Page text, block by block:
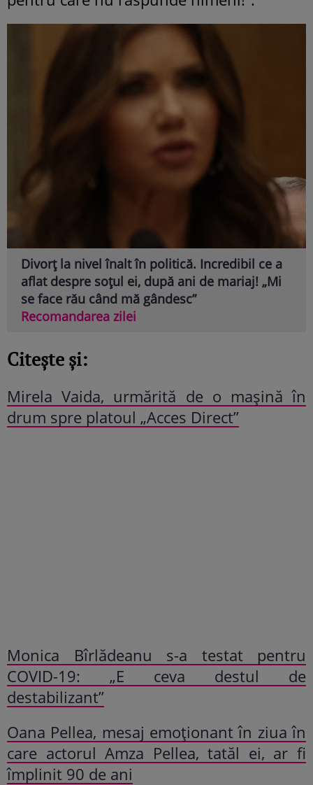
Divorț la nivel înalt în politică. Incredibil ce a
aflat despre soțul ei, după ani de mariaj! „Mi
se face rău când mă gândesc”
Recomandarea zilei
Citește și:
Mirela Vaida, urmărită de o mașină în
drum spre platoul „Acces Direct”
Monica Bîrlădeanu s-a testat pentru
COVID-19: „E ceva destul de
destabilizant”
Oana Pellea, mesaj emoționant în ziua în
care actorul Amza Pellea, tatăl ei, ar fi
împlinit 90 de ani